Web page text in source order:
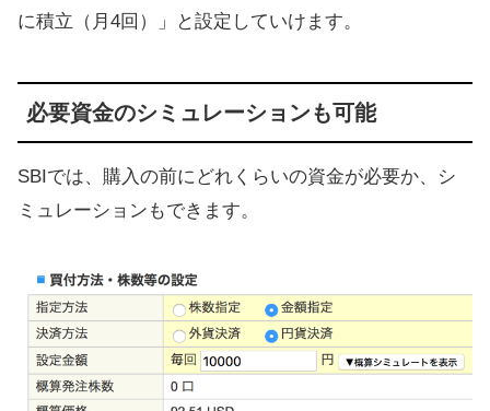
に積立（月4回）」と設定していけます。
必要資金のシミュレーションも可能
SBIでは、購入の前にどれくらいの資金が必要か、シ
ミュレーションもできます。